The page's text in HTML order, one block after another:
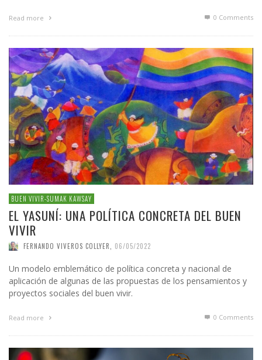
Read more 0 Comments
BUEN VIVIR-SUMAK KAWSAY
EL YASUNÍ: UNA POLÍTICA CONCRETA DEL BUEN
VIVIR
FERNANDO VIVEROS COLLYER 06/05/2022
Un modelo emblemático de política concreta y nacional de
aplicación de algunas de las propuestas de los pensamientos y
proyectos sociales del buen vivir.
Read more 0 Comments